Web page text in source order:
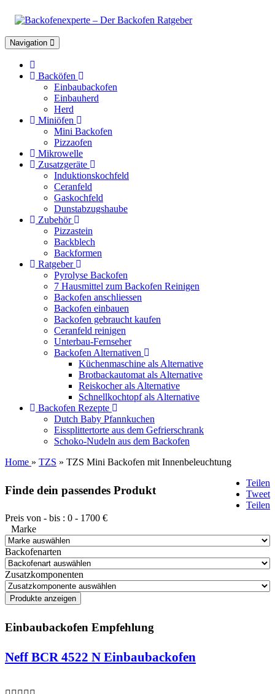
Toggle
navigation
Navigation
Backöfen
Einbaubackofen
Einbauherd
Herd
Miniöfen
Mini Backofen
Pizzaofen
Mikrowelle
Zusatzgeräte
Induktionskochfeld
Ceranfeld
Gaskochfeld
Dunstabzugshaube
Zubehör
Pizzastein
Backblech
Backformen
Ratgeber
Pyrolyse Backofen
7 Hausmittel zum Backofen Reinigen
Backofen anschliessen
Backofen einbauen
Backofen gebraucht kaufen
Ceranfeld reinigen
Unterbau-Fernseher
Backofen Alternativen
Küchenmaschine als Alternative
Brotbackautomat als Alternative
Reiskocher als Alternative
Schnellkochtopf als Alternative
Backofen Rezepte
Dutch Baby Pfannkuchen
Eissplittertorte aus dem Gefrierschrank
Schoko-Nudeln aus dem Backofen
Home » TZS » TZS Mini Backofen mit Innenbeleuchtung
Teilen
Tweet
Teilen
Finde dein passendes Produkt
Preis von - bis : 0 - 1700 €
Marke
Backofenarten
Zusatzkomponenten
Einbaubackofen Empfehlung
Neff BCR 4522 N Einbaubackofen